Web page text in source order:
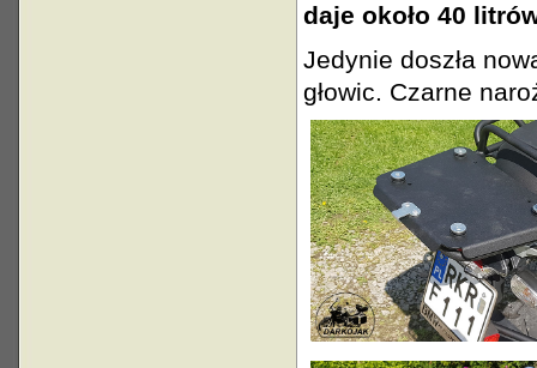
daje około 40
Jedynie doszła
głowic. Czarne